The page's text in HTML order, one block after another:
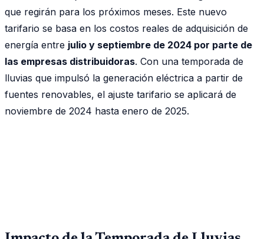
que regirán para los próximos meses. Este nuevo
tarifario se basa en los costos reales de adquisición de
energía entre julio y septiembre de 2024 por parte de
las empresas distribuidoras. Con una temporada de
lluvias que impulsó la generación eléctrica a partir de
fuentes renovables, el ajuste tarifario se aplicará de
noviembre de 2024 hasta enero de 2025.